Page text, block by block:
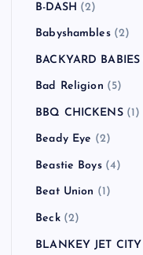
B-DASH (2)
Babyshambles(2)
BACKYARD BABIES
Bad Religion (5)
BBQ CHICKENS(1)
Beady Eye (2)
Beastie Boys(4)
Beat Union (1)
Beck(2)
BLANKEY JET CITY